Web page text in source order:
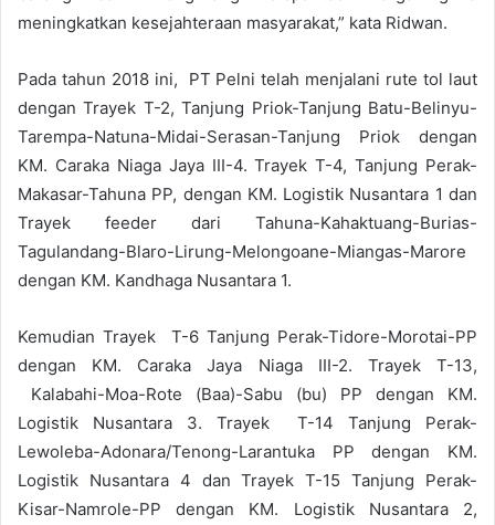
meningkatkan kesejahteraan masyarakat,” kata Ridwan.
Pada tahun 2018 ini, PT Pelni telah menjalani rute tol laut
dengan Trayek T-2, Tanjung Priok-Tanjung Batu-Belinyu-
Tarempa-Natuna-Midai-Serasan-Tanjung Priok dengan
KM. Caraka Niaga Jaya III-4. Trayek T-4, Tanjung Perak-
Makasar-Tahuna PP, dengan KM. Logistik Nusantara 1 dan
Trayek feeder dari Tahuna-Kahaktuang-Burias-
Tagulandang-Blaro-Lirung-Melongoane-Miangas-Marore
dengan KM. Kandhaga Nusantara 1.
Kemudian Trayek T-6 Tanjung Perak-Tidore-Morotai-PP
dengan KM. Caraka Jaya Niaga III-2. Trayek T-13,
Kalabahi-Moa-Rote (Baa)-Sabu (bu) PP dengan KM.
Logistik Nusantara 3. Trayek T-14 Tanjung Perak-
Lewoleba-Adonara/Tenong-Larantuka PP dengan KM.
Logistik Nusantara 4 dan Trayek T-15 Tanjung Perak-
Kisar-Namrole-PP dengan KM. Logistik Nusantara 2,